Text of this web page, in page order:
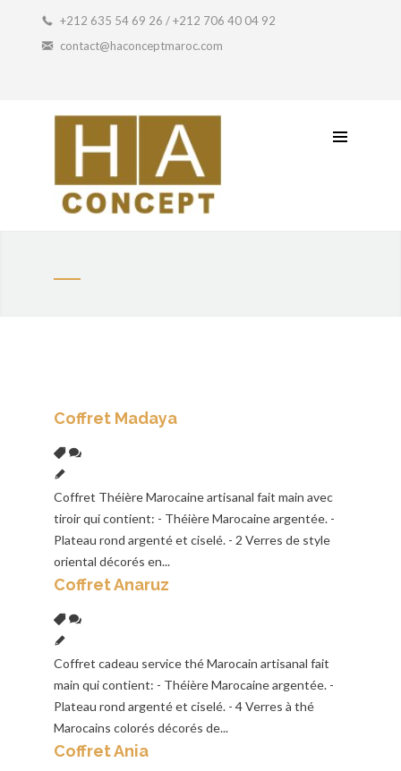
Coffret Artisanal
+212 635 54 69 26 / +212 706 40 04 92
contact@haconceptmaroc.com
Coffret Madaya
Coffret Théière Marocaine artisanal fait main avec
tiroir qui contient: - Théière Marocaine argentée. -
Plateau rond argenté et ciselé. - 2 Verres de style
oriental décorés en...
Coffret Anaruz
Coffret cadeau service thé Marocain artisanal fait
main qui contient: - Théière Marocaine argentée. -
Plateau rond argenté et ciselé. - 4 Verres à thé
Marocains colorés décorés de...
Coffret Ania